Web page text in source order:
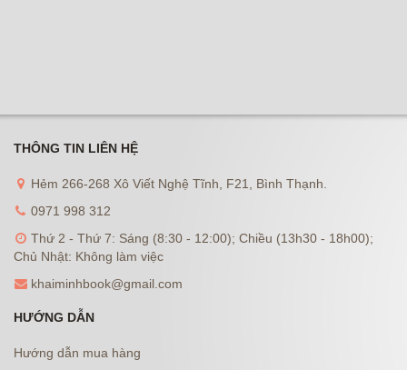
THÔNG TIN LIÊN HỆ
Hẻm 266-268 Xô Viết Nghệ Tĩnh, F21, Bình Thạnh.
0971 998 312
Thứ 2 - Thứ 7: Sáng (8:30 - 12:00); Chiều (13h30 - 18h00);
Chủ Nhật: Không làm việc
khaiminhbook@gmail.com
HƯỚNG DẪN
Hướng dẫn mua hàng